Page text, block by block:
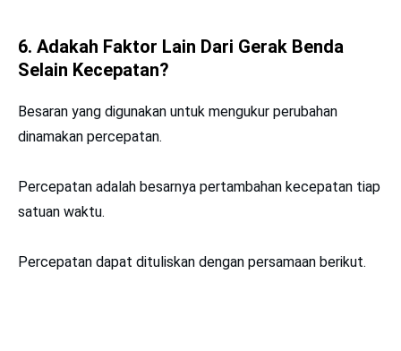
6. Adakah Faktor Lain Dari Gerak Benda
Selain Kecepatan?
Besaran yang digunakan untuk mengukur perubahan
dinamakan percepatan.
Percepatan adalah besarnya pertambahan kecepatan tiap
satuan waktu.
Percepatan dapat dituliskan dengan persamaan berikut.